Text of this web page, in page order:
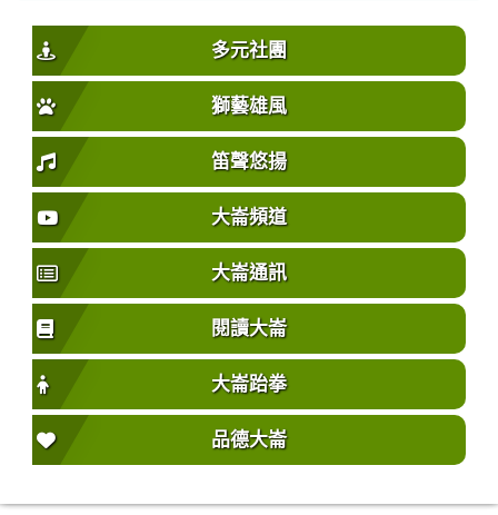
多元社團
獅藝雄風
笛聲悠揚
大崙頻道
大崙通訊
閱讀大崙
大崙跆拳
品德大崙